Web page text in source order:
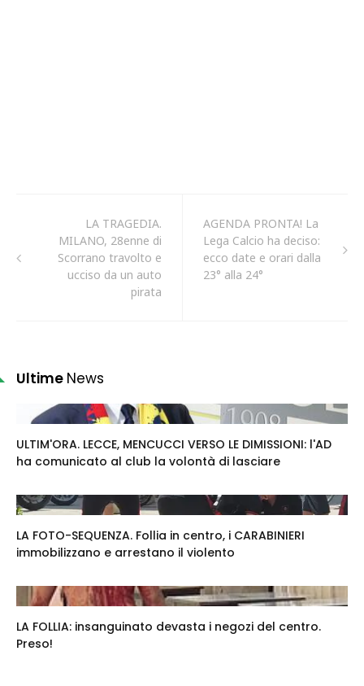
LA TRAGEDIA.
MILANO, 28enne di
Scorrano travolto e
ucciso da un auto
pirata
AGENDA PRONTA! La
Lega Calcio ha deciso:
ecco date e orari dalla
23° alla 24°
Ultime News
ULTIM'ORA. LECCE, MENCUCCI VERSO LE DIMISSIONI: l'AD
ha comunicato al club la volontà di lasciare
LA FOTO-SEQUENZA. Follia in centro, i CARABINIERI
immobilizzano e arrestano il violento
LA FOLLIA: insanguinato devasta i negozi del centro.
Preso!